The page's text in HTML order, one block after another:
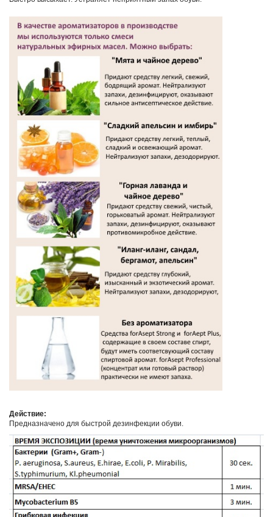
Действие:
Предназначено для быстрой дезинфекции обуви.